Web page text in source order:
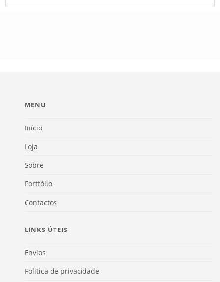
MENU
Início
Loja
Sobre
Portfólio
Contactos
LINKS ÚTEIS
Envios
Politica de privacidade